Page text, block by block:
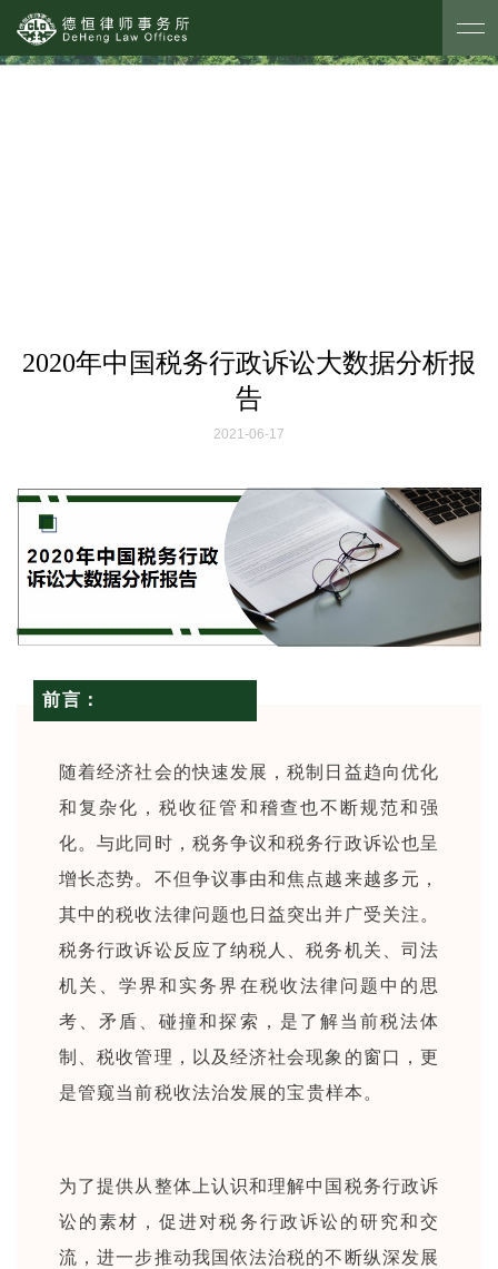
2020年中国税务行政诉讼大数据分析报
告
2021-06-17
前言：
随着经济社会的快速发展，税制日益趋向优化
和复杂化，税收征管和稽查也不断规范和强
化。与此同时，税务争议和税务行政诉讼也呈
增长态势。不但争议事由和焦点越来越多元，
其中的税收法律问题也日益突出并广受关注。
税务行政诉讼反应了纳税人、税务机关、司法
机关、学界和实务界在税收法律问题中的思
考、矛盾、碰撞和探索，是了解当前税法体
制、税收管理，以及经济社会现象的窗口，更
是管窥当前税收法治发展的宝贵样本。
为了提供从整体上认识和理解中国税务行政诉
讼的素材，促进对税务行政诉讼的研究和交
流，进一步推动我国依法治税的不断纵深发展